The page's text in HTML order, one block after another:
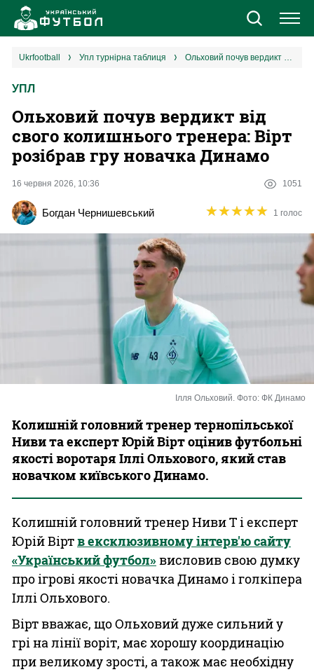
Новини
Єврокубки
УПЛ
2 ліга
Різне
Букмекери
Казино
ukrfootball упл турнірна таблиця Ольховий почув вердикт від свого колишнього тренера: Вірт розібрав гру новачка Динамо
УПЛ
Ольховий почув вердикт від
свого колишнього тренера: Вірт
розібрав гру новачка Динамо
16 червня 2026, 10:36 1051
Богдан Чернишевський ★★★★★
★★★★★ 1 голос
Ілля Ольховий. Фото: ФК Динамо
Колишній головний тренер тернопільської
Ниви та експерт Юрій Вірт оцінив футбольні
якості воротаря Іллі Ольхового, який став
новачком київського Динамо.
Колишній головний тренер Ниви Т і експерт
Юрій Віртв ексклюзивному інтерв'ю сайту
«Український футбол»висловив свою думку
про ігрові якості новачка Динамо і голкіпера
Іллі Ольхового.
Вірт вважає, що Ольховий дуже сильний у
грі на лінії воріт, має хорошу координацію
при великому зрості, а також має необхідну